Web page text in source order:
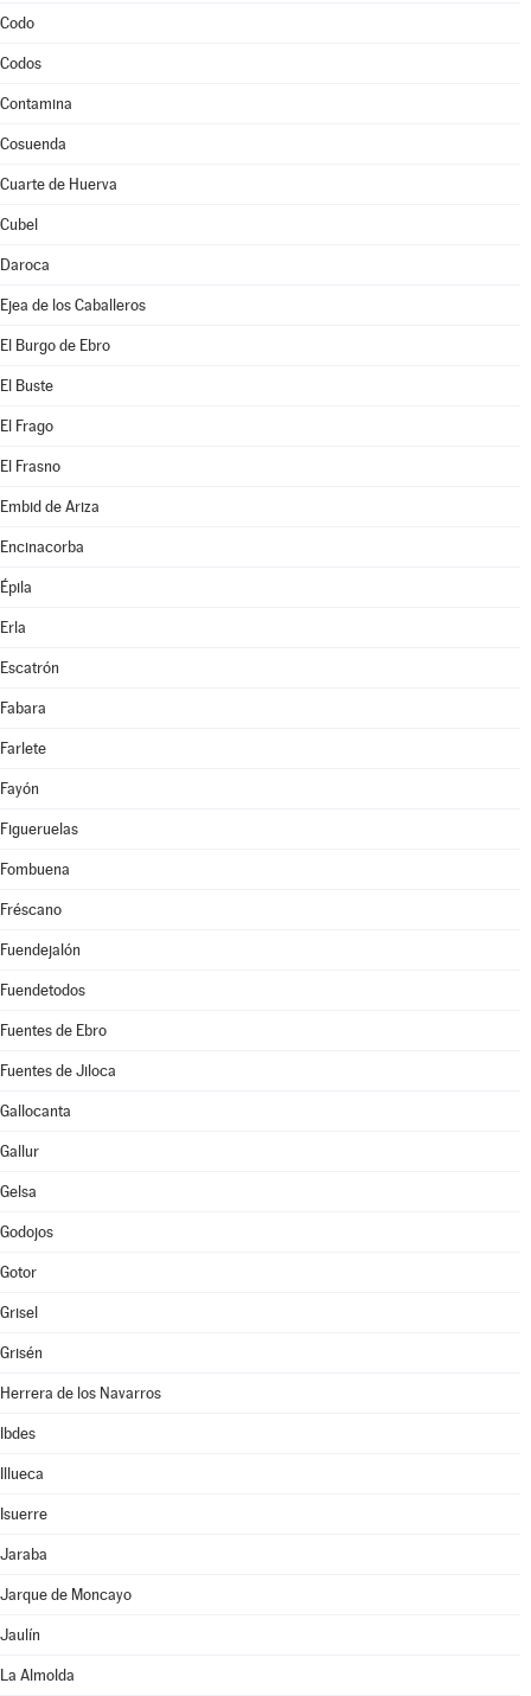
Codo
Codos
Contamina
Cosuenda
Cuarte de Huerva
Cubel
Daroca
Ejea de los Caballeros
El Burgo de Ebro
El Buste
El Frago
El Frasno
Embid de Ariza
Encinacorba
Épila
Erla
Escatrón
Fabara
Farlete
Fayón
Figueruelas
Fombuena
Fréscano
Fuendejalón
Fuendetodos
Fuentes de Ebro
Fuentes de Jiloca
Gallocanta
Gallur
Gelsa
Godojos
Gotor
Grisel
Grisén
Herrera de los Navarros
Ibdes
Illueca
Isuerre
Jaraba
Jarque de Moncayo
Jaulín
La Almolda